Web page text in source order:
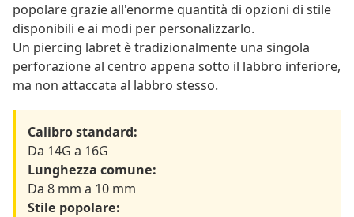
popolare grazie all'enorme quantità di opzioni di stile
disponibili e ai modi per personalizzarlo.
Un piercing labret è tradizionalmente una singola
perforazione al centro appena sotto il labbro inferiore,
ma non attaccata al labbro stesso.
Calibro standard:
Da 14G a 16G
Lunghezza comune:
Da 8 mm a 10 mm
Stile popolare: